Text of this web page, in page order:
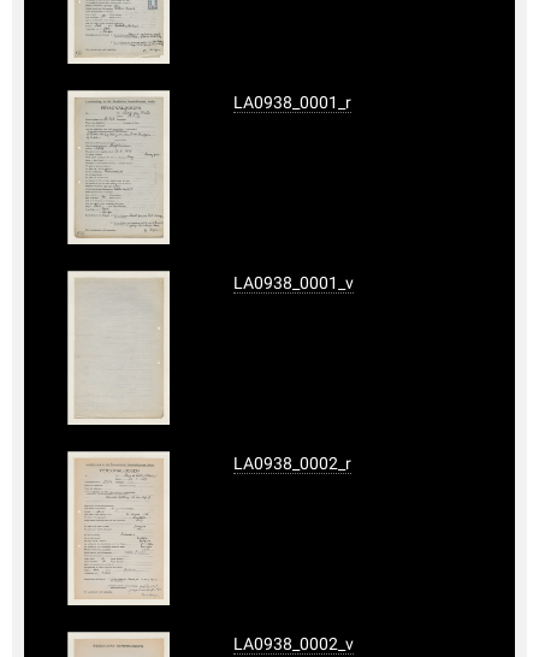
LA0938_0001_r
LA0938_0001_v
LA0938_0002_r
LA0938_0002_v